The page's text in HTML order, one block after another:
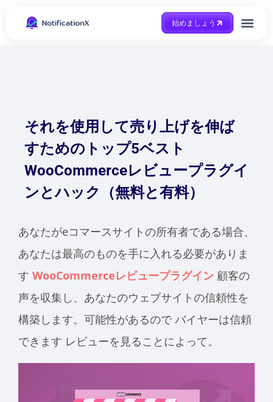
始めましょう
それを使用して売り上げを伸ば
すためのトップ5ベスト
WooCommerceレビュープラグイ
ンとハック（無料と有料）
あなたがeコマースサイトの所有者である場合、
あなたは最高のものを手に入れる必要がありま
す WooCommerceレビュープラグイン 顧客の
声を収集し、あなたのウェブサイトの信頼性を
構築します。可能性があるのでバイヤーは信頼
できます レビューを見ることによって。